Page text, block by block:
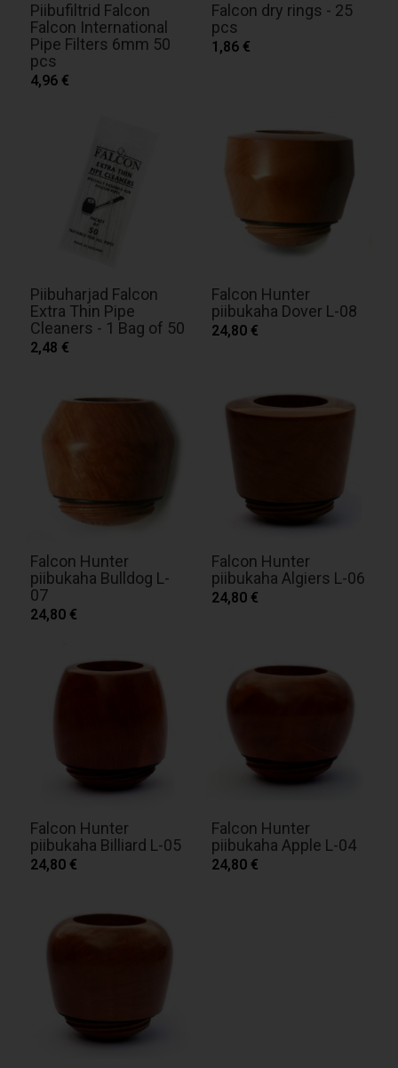
Piibufiltrid Falcon
Falcon International
Pipe Filters 6mm 50
pcs
4,96 €
Falcon dry rings - 25
pcs
1,86 €
Piibuharjad Falcon
Extra Thin Pipe
Cleaners - 1 Bag of 50
2,48 €
Falcon Hunter
piibukaha Dover L-08
24,80 €
Falcon Hunter
piibukaha Bulldog L-
07
24,80 €
Falcon Hunter
piibukaha Algiers L-06
24,80 €
Falcon Hunter
piibukaha Billiard L-05
24,80 €
Falcon Hunter
piibukaha Apple L-04
24,80 €